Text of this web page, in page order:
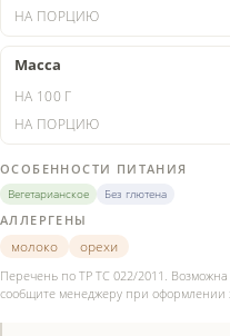
Масса
ОСОБЕННОСТИ ПИТАНИЯ
Вегетарианское Без глютена
АЛЛЕРГЕНЫ
молоко
орехи
Перечень по ТР ТС 022/2011.
сообщите менеджеру при оформлении